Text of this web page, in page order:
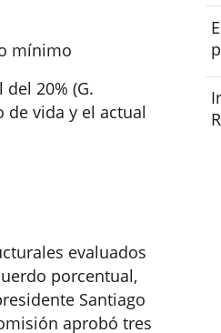
mínimo
20% (G.
de vida y el actual
evaluados
porcentual,
Santiago
aprobó tres